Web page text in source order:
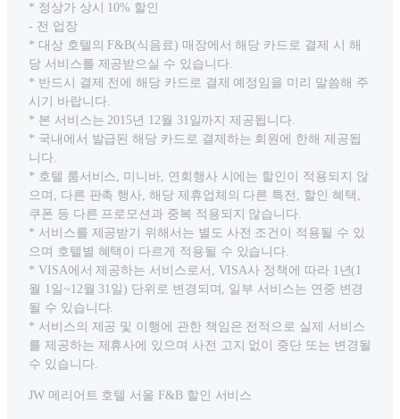
* 정상가 상시 10% 할인
- 전 업장
* 대상 호텔의 F&B(식음료) 매장에서 해당 카드로 결제 시 해
당 서비스를 제공받으실 수 있습니다.
* 반드시 결제 전에 해당 카드로 결제 예정임을 미리 말씀해 주
시기 바랍니다.
* 본 서비스는 2015년 12월 31일까지 제공됩니다.
* 국내에서 발급된 해당 카드로 결제하는 회원에 한해 제공됩
니다.
* 호텔 룸서비스, 미니바, 연회행사 시에는 할인이 적용되지 않
으며, 다른 판촉 행사, 해당 제휴업체의 다른 특전, 할인 혜택,
쿠폰 등 다른 프로모션과 중복 적용되지 않습니다.
* 서비스를 제공받기 위해서는 별도 사전 조건이 적용될 수 있
으며 호텔별 혜택이 다르게 적용될 수 있습니다.
* VISA에서 제공하는 서비스로서, VISA사 정책에 따라 1년(1
월 1일~12월 31일) 단위로 변경되며, 일부 서비스는 연중 변경
될 수 있습니다.
* 서비스의 제공 및 이행에 관한 책임은 전적으로 실제 서비스
를 제공하는 제휴사에 있으며 사전 고지 없이 중단 또는 변경될
수 있습니다.
JW 메리어트 호텔 서울 F&B 할인 서비스